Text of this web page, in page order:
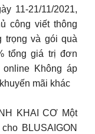
11-21/11/2021,
công viết thông
trọng và gói quà
tổng giá trị đơn
Không áp
mãi khác
KHAI CƠ Một
BLUSAIGON